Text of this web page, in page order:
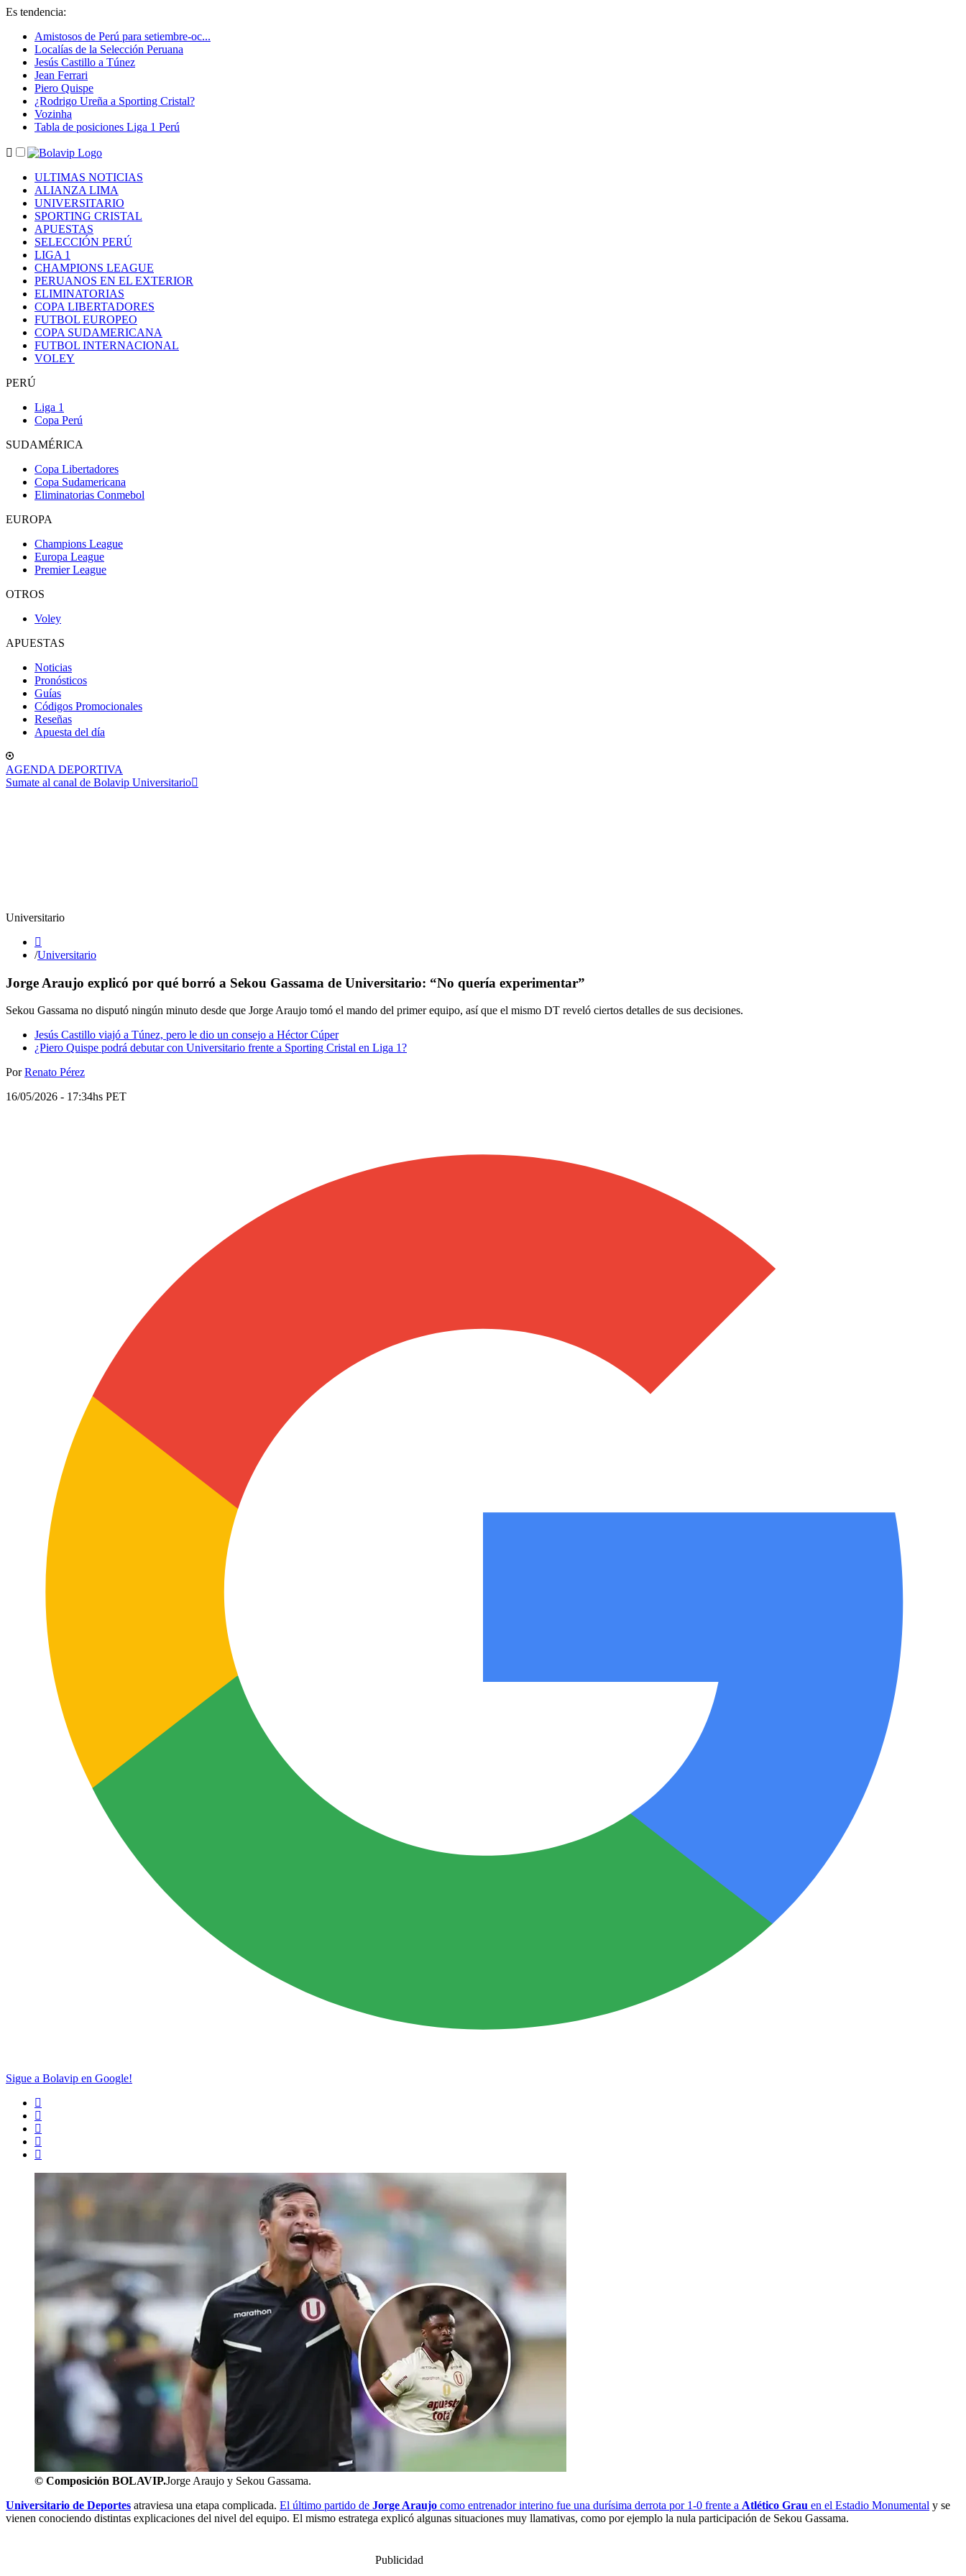
Es tendencia:
Amistosos de Perú para setiembre-oc...
Localías de la Selección Peruana
Jesús Castillo a Túnez
Jean Ferrari
Piero Quispe
¿Rodrigo Ureña a Sporting Cristal?
Vozinha
Tabla de posiciones Liga 1 Perú
ULTIMAS NOTICIAS
ALIANZA LIMA
UNIVERSITARIO
SPORTING CRISTAL
APUESTAS
SELECCIÓN PERÚ
LIGA 1
CHAMPIONS LEAGUE
PERUANOS EN EL EXTERIOR
ELIMINATORIAS
COPA LIBERTADORES
FUTBOL EUROPEO
COPA SUDAMERICANA
FUTBOL INTERNACIONAL
VOLEY
PERÚ
Liga 1
Copa Perú
SUDAMÉRICA
Copa Libertadores
Copa Sudamericana
Eliminatorias Conmebol
EUROPA
Champions League
Europa League
Premier League
OTROS
Voley
APUESTAS
Noticias
Pronósticos
Guías
Códigos Promocionales
Reseñas
Apuesta del día
AGENDA DEPORTIVA
Sumate al canal de Bolavip Universitario
Universitario
/Universitario
Jorge Araujo explicó por qué borró a Sekou Gassama de Universitario: “No quería experimentar”
Sekou Gassama no disputó ningún minuto desde que Jorge Araujo tomó el mando del primer equipo, así que el mismo DT reveló ciertos detalles de sus decisiones.
Jesús Castillo viajó a Túnez, pero le dio un consejo a Héctor Cúper
¿Piero Quispe podrá debutar con Universitario frente a Sporting Cristal en Liga 1?
Por Renato Pérez
16/05/2026 - 17:34hs PET
Sigue a Bolavip en Google!
© Composición BOLAVIP.Jorge Araujo y Sekou Gassama.
Universitario de Deportes atraviesa una etapa complicada. El último partido de Jorge Araujo como entrenador interino fue una durísima derrota por 1-0 frente a Atlético Grau en el Estadio Monumental y se
vienen conociendo distintas explicaciones del nivel del equipo. El mismo estratega explicó algunas situaciones muy llamativas, como por ejemplo la nula participación de Sekou Gassama.
Publicidad